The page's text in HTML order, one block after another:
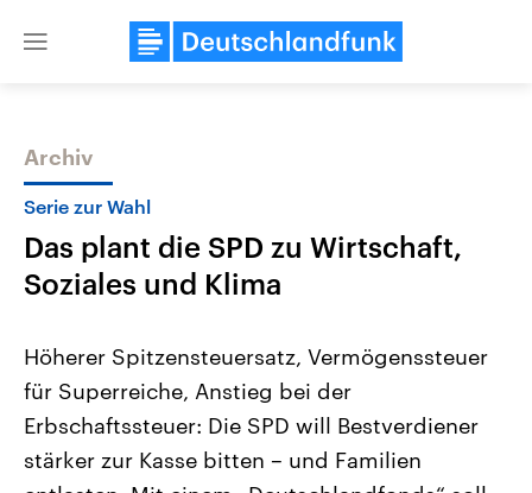
Close
Themen
Landtagswahl Sachsen-Anhalt
2026
Alle Informationen
Sachsen-Anhalt wählt am 6.
USA
Aktuelle Beiträge,
Hintergründe
Wirtschaftlich und
Archiv
Serie zur Wahl
Das plant die SPD zu Wirtschaft,
Soziales und Klima
Höherer Spitzensteuersatz, Vermögenssteuer
für Superreiche, Anstieg bei der
Erbschaftssteuer: Die SPD will Bestverdiener
stärker zur Kasse bitten – und Familien